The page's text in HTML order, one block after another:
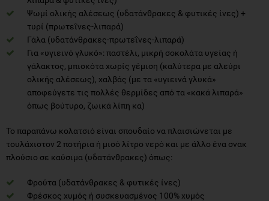
Ψωμί ολικής αλέσεως (υδατάνθρακες & φυτικές ίνες) +
τυρί (πρωτεΐνες-λιπαρά)
Γάλα (υδατάνθρακες-πρωτεΐνες-λιπαρά)
Για «υγιεινό γλυκό»: παστέλι, μικρή σοκολάτα υγείας ή
γάλακτος, μπισκότα χωρίς γέμιση (καλύτερα με αλεύρι
ολικής αλέσεως), χαλβάς (με τα «υγιεινά γλυκά»
αποφεύγετε τις πολλές θερμίδες από τα «κακά λιπαρά»
όπως βούτυρο, ζωικά λίπη κα)
Το παραπάνω κολατσιό είναι σπουδαίο να πλαισιώνεται με
τουλάχιστον 2 ποτήρια ή μισό λίτρο νερό και με άλλο ένα σνακ
πλούσιο σε καύσιμα (υδατάνθρακες) όπως:
Φρούτα (υδατάνθρακες & φυτικές ίνες)
Φρέσκος χυμός ή συσκευασμένος 100% χυμός